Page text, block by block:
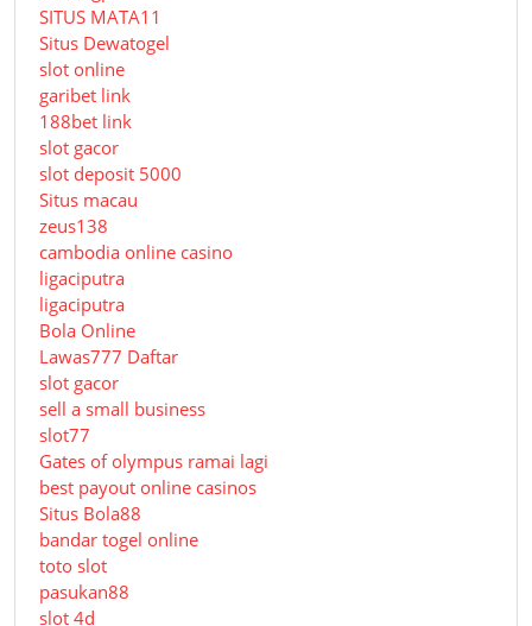
SITUS MATA11
Situs Dewatogel
slot online
garibet link
188bet link
slot gacor
slot deposit 5000
Situs macau
zeus138
cambodia online casino
ligaciputra
ligaciputra
Bola Online
Lawas777 Daftar
slot gacor
sell a small business
slot77
Gates of olympus ramai lagi
best payout online casinos
Situs Bola88
bandar togel online
toto slot
pasukan88
slot 4d